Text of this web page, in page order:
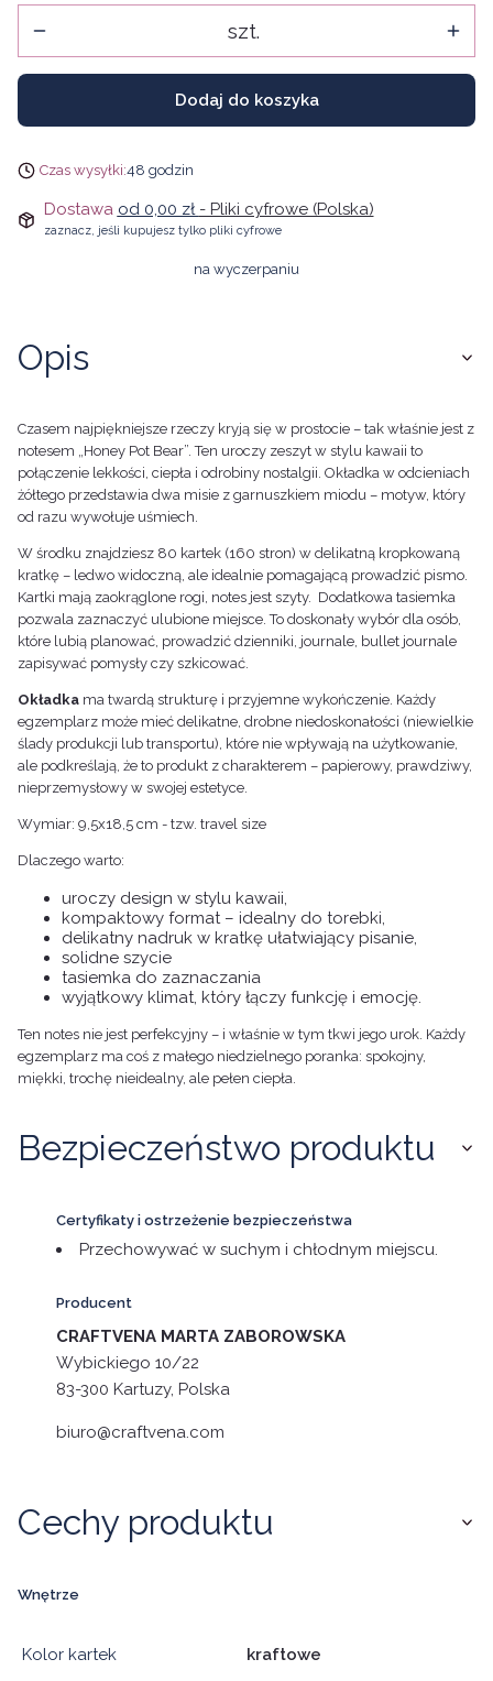
szt.
Dodaj do koszyka
Czas wysyłki:48 godzin
Dostawa od 0,00 zł - Pliki cyfrowe (Polska)
zaznacz, jeśli kupujesz tylko pliki cyfrowe
na wyczerpaniu
Opis
Czasem najpiękniejsze rzeczy kryją się w prostocie – tak właśnie jest z
notesem „Honey Pot Bear”. Ten uroczy zeszyt w stylu kawaii to
połączenie lekkości, ciepła i odrobiny nostalgii. Okładka w odcieniach
żółtego przedstawia dwa misie z garnuszkiem miodu – motyw, który
od razu wywołuje uśmiech.
W środku znajdziesz 80 kartek (160 stron) w delikatną kropkowaną
kratkę – ledwo widoczną, ale idealnie pomagającą prowadzić pismo.
Kartki mają zaokrąglone rogi, notes jest szyty. Dodatkowa tasiemka
pozwala zaznaczyć ulubione miejsce. To doskonały wybór dla osób,
które lubią planować, prowadzić dzienniki, journale, bullet journale
zapisywać pomysły czy szkicować.
Okładka ma twardą strukturę i przyjemne wykończenie. Każdy
egzemplarz może mieć delikatne, drobne niedoskonałości (niewielkie
ślady produkcji lub transportu), które nie wpływają na użytkowanie,
ale podkreślają, że to produkt z charakterem – papierowy, prawdziwy,
nieprzemysłowy w swojej estetyce.
Wymiar: 9,5x18,5 cm - tzw. travel size
Dlaczego warto:
uroczy design w stylu kawaii,
kompaktowy format – idealny do torebki,
delikatny nadruk w kratkę ułatwiający pisanie,
solidne szycie
tasiemka do zaznaczania
wyjątkowy klimat, który łączy funkcję i emocję.
Ten notes nie jest perfekcyjny – i właśnie w tym tkwi jego urok. Każdy
egzemplarz ma coś z małego niedzielnego poranka: spokojny,
miękki, trochę nieidealny, ale pełen ciepła.
Bezpieczeństwo produktu
Certyfikaty i ostrzeżenie bezpieczeństwa
Przechowywać w suchym i chłodnym miejscu.
Producent
CRAFTVENA MARTA ZABOROWSKA
Wybickiego 10/22
83-300 Kartuzy, Polska
biuro@craftvena.com
Cechy produktu
Wnętrze
Kolor kartek kraftowe